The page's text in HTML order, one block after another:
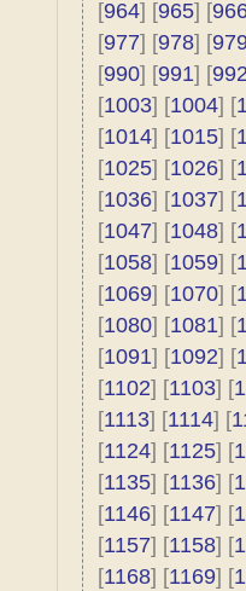
[964] [965] [
[977] [978] [
[990] [991] [
[1003] [1004] [
[1014] [1015] [
[1025] [1026] [
[1036] [1037] [
[1047] [1048] [
[1058] [1059] [
[1069] [1070] [
[1080] [1081] [
[1091] [1092] [
[1102] [1103] [
[1113] [1114] [
[1124] [1125] [
[1135] [1136] [
[1146] [1147] [
[1157] [1158] [
[1168] [1169] [